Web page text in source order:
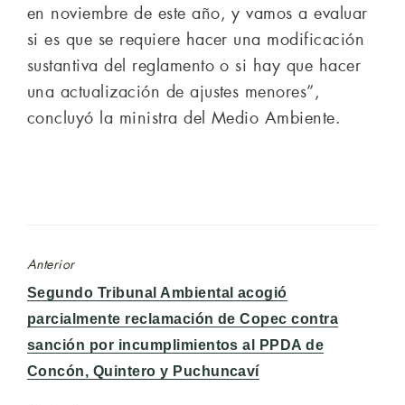
en noviembre de este año, y vamos a evaluar
si es que se requiere hacer una modificación
sustantiva del reglamento o si hay que hacer
una actualización de ajustes menores”,
concluyó la ministra del Medio Ambiente.
Anterior
Entrada
anterior:
Segundo Tribunal Ambiental acogió
parcialmente reclamación de Copec contra
sanción por incumplimientos al PPDA de
Concón, Quintero y Puchuncaví